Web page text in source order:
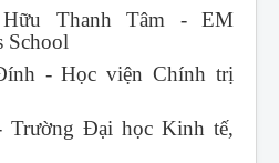
Hữu Thanh Tâm - EM
School
- Học viện Chính trị
Trường Đại học Kinh tế,